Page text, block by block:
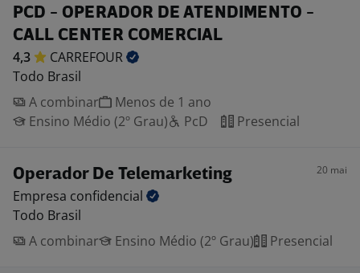
PCD - OPERADOR DE ATENDIMENTO -
CALL CENTER COMERCIAL
4,3
CARREFOUR
Todo Brasil
A combinar
Menos de 1 ano
Ensino Médio (2º Grau)
PcD Presencial
Operador De Telemarketing 20 mai
Empresa confidencial
Todo Brasil
A combinar
Ensino Médio (2º Grau) Presencial